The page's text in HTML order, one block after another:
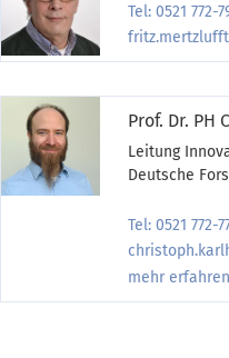
Tel: 0521 772-
Prof. Dr. PH
Leitung
Deutsche
Tel: 0521 772-
mehr erfahren